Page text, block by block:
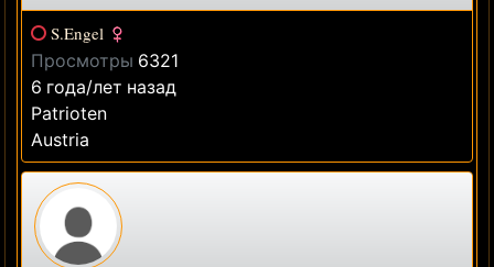
S.Engel
Просмотры 6321
6 года/лет назад
Patrioten
Austria